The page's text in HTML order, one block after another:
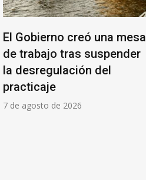
El Gobierno creó una mesa
de trabajo tras suspender
la desregulación del
practicaje
7 de agosto de 2026